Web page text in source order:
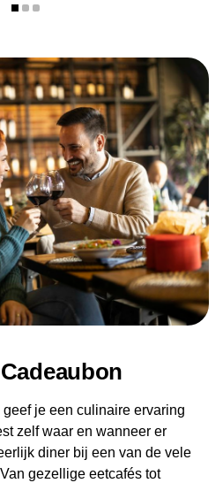
je een culinaire ervaring
zelf waar en wanneer er
diner bij een van de vele
gezellige eetcafés tot